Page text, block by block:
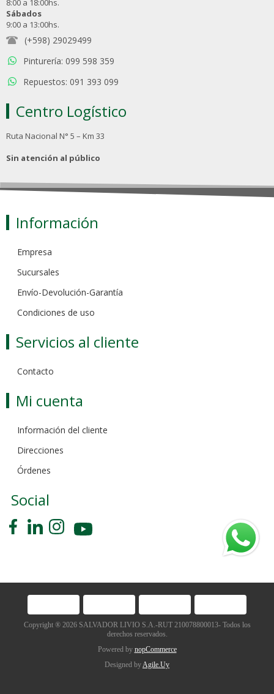
8:00 a 18:00hs.
Sábados
9:00 a 13:00hs.
(+598) 29029499
Pinturería: 099 598 359
Repuestos: 091 393 099
Centro Logístico
Ruta Nacional N° 5 – Km 33
Sin atención al público
Información
Empresa
Sucursales
Envío-Devolución-Garantía
Condiciones de uso
Servicios al cliente
Contacto
Mi cuenta
Información del cliente
Direcciones
Órdenes
Social
Copyright ® 2026 SALVADOR LIVIO S.A.-RUT 210078800013- Todos los
derechos reservados.
Powered by nopCommerce
Designed byAgile.Uy